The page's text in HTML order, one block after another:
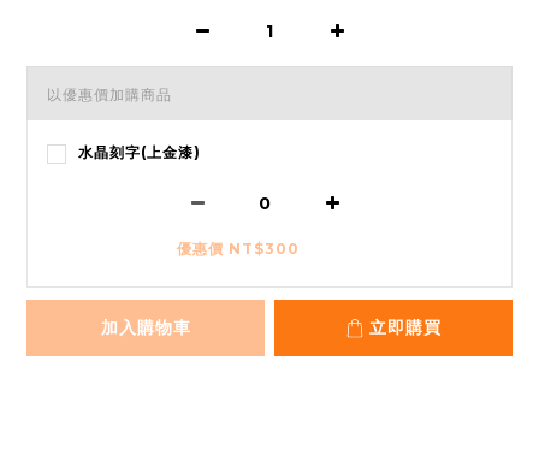
以優惠價加購商品
水晶刻字(上金漆)
優惠價 NT$300
加入購物車 立即購買